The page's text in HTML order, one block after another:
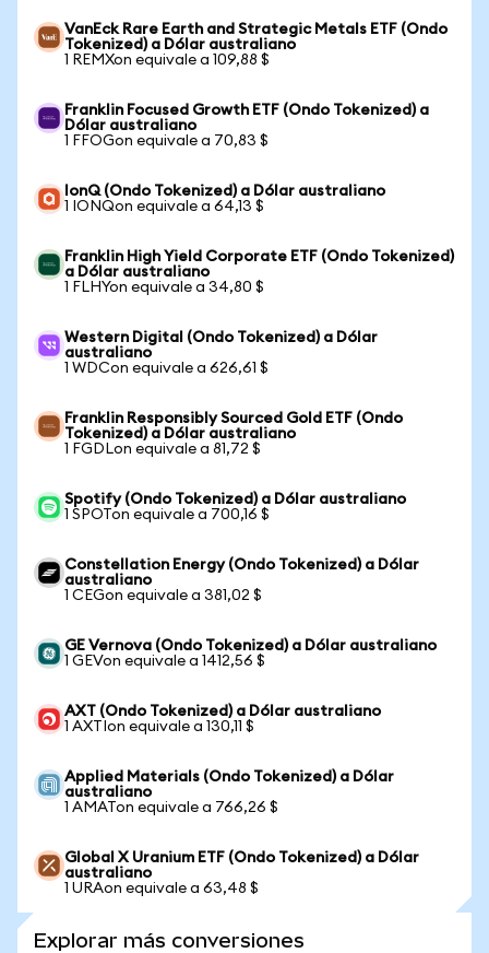
VanEck Rare Earth and Strategic Metals ETF (Ondo
Tokenized) a Dólar australiano
1 REMXon equivale a 109,88 $
Franklin Focused Growth ETF (Ondo Tokenized) a
Dólar australiano
1 FFOGon equivale a 70,83 $
IonQ (Ondo Tokenized) a Dólar australiano
1 IONQon equivale a 64,13 $
Franklin High Yield Corporate ETF (Ondo Tokenized)
a Dólar australiano
1 FLHYon equivale a 34,80 $
Western Digital (Ondo Tokenized) a Dólar
australiano
1 WDCon equivale a 626,61 $
Franklin Responsibly Sourced Gold ETF (Ondo
Tokenized) a Dólar australiano
1 FGDLon equivale a 81,72 $
Spotify (Ondo Tokenized) a Dólar australiano
1 SPOTon equivale a 700,16 $
Constellation Energy (Ondo Tokenized) a Dólar
australiano
1 CEGon equivale a 381,02 $
GE Vernova (Ondo Tokenized) a Dólar australiano
1 GEVon equivale a 1412,56 $
AXT (Ondo Tokenized) a Dólar australiano
1 AXTIon equivale a 130,11 $
Applied Materials (Ondo Tokenized) a Dólar
australiano
1 AMATon equivale a 766,26 $
Global X Uranium ETF (Ondo Tokenized) a Dólar
australiano
1 URAon equivale a 63,48 $
Explorar más conversiones